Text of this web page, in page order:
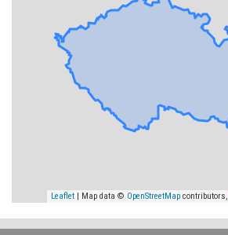
Leaflet | Map data © OpenStreetMap contributors,